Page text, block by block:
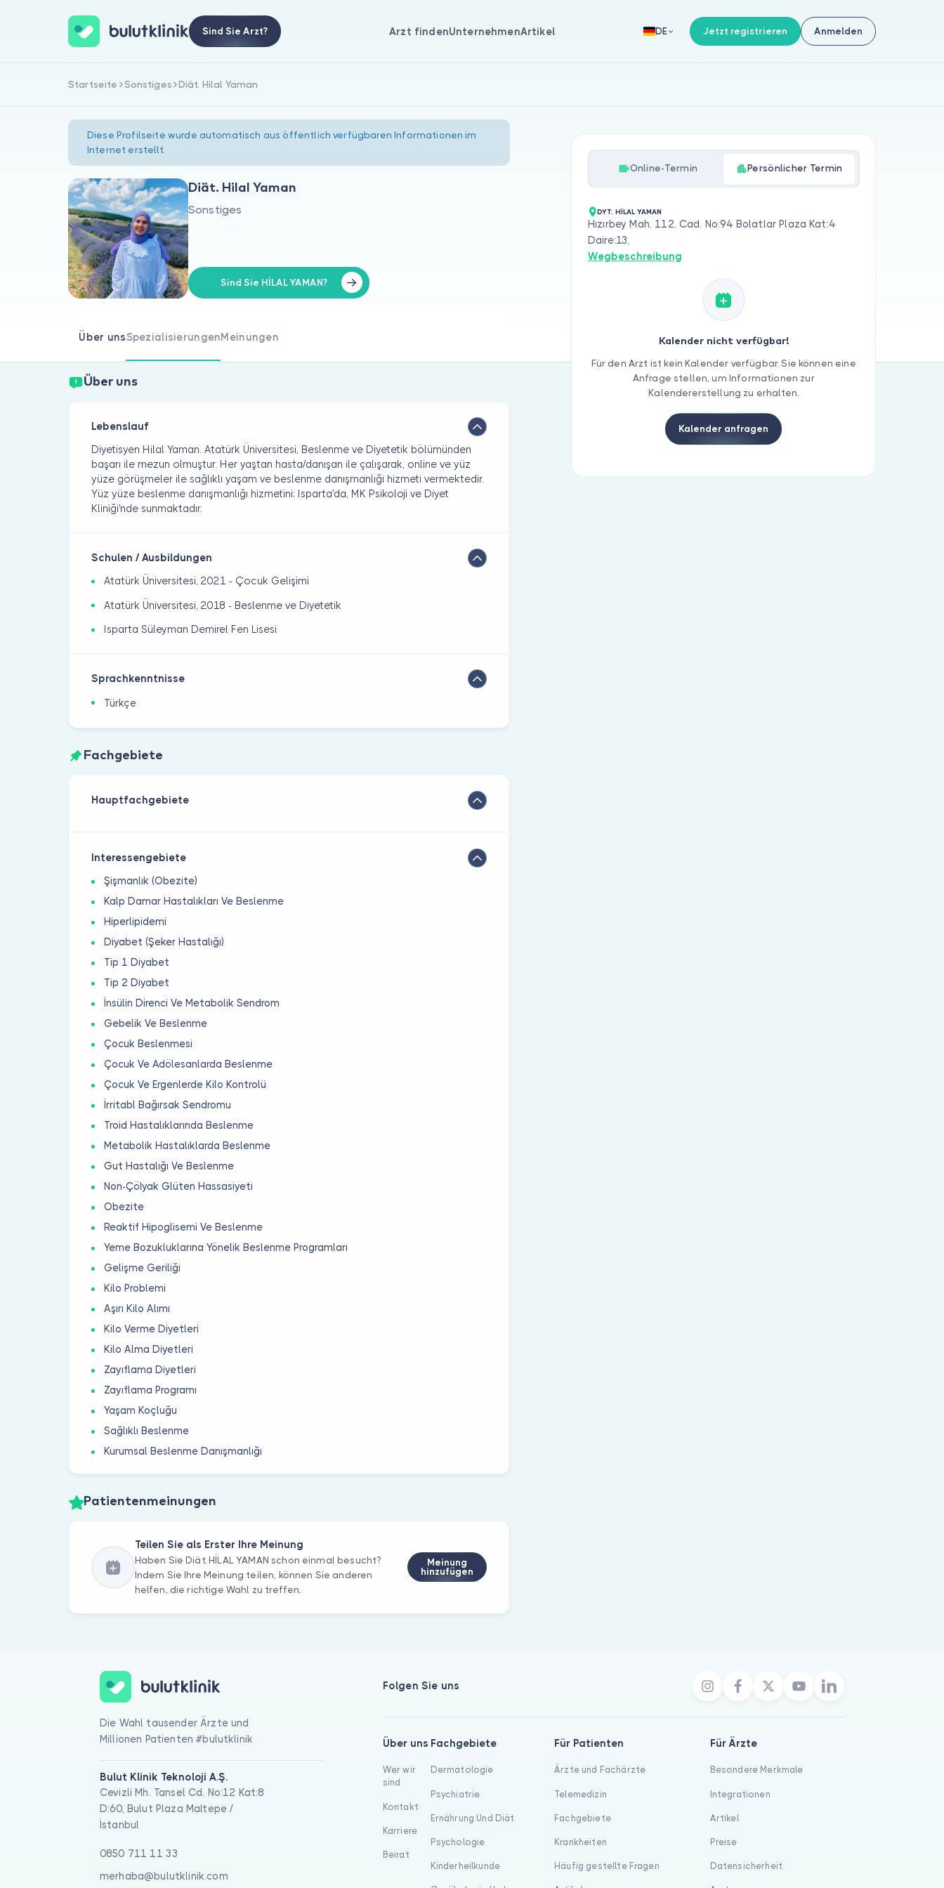
Sind Sie Arzt? Arzt findenUnternehmenArtikel DE Jetzt registrieren Anmelden
Startseite Sonstiges Diät. Hilal Yaman
Diese Profilseite wurde automatisch aus öffentlich verfügbaren Informationen im
Internet erstellt.
Diät. Hilal Yaman
Sonstiges
Sind Sie HİLAL YAMAN?
Über unsSpezialisierungenMeinungen
Über uns
Lebenslauf
Diyetisyen Hilal Yaman. Atatürk Üniversitesi, Beslenme ve Diyetetik bölümünden
başarı ile mezun olmuştur. Her yaştan hasta/danışan ile çalışarak, online ve yüz
yüze görüşmeler ile sağlıklı yaşam ve beslenme danışmanlığı hizmeti vermektedir.
Yüz yüze beslenme danışmanlığı hizmetini; Isparta'da, MK Psikoloji ve Diyet
Kliniği'nde sunmaktadır.
Schulen / Ausbildungen
Atatürk Üniversitesi, 2021 - Çocuk Gelişimi
Atatürk Üniversitesi, 2018 - Beslenme ve Diyetetik
Isparta Süleyman Demirel Fen Lisesi
Sprachkenntnisse
Türkçe
Fachgebiete
Hauptfachgebiete
Interessengebiete
Şişmanlık (Obezite)
Kalp Damar Hastalıkları Ve Beslenme
Hiperlipidemi
Diyabet (Şeker Hastalığı)
Tip 1 Diyabet
Tip 2 Diyabet
İnsülin Direnci Ve Metabolik Sendrom
Gebelik Ve Beslenme
Çocuk Beslenmesi
Çocuk Ve Adölesanlarda Beslenme
Çocuk Ve Ergenlerde Kilo Kontrolü
İrritabl Bağırsak Sendromu
Troid Hastalıklarında Beslenme
Metabolik Hastalıklarda Beslenme
Gut Hastalığı Ve Beslenme
Non-Çölyak Glüten Hassasiyeti
Obezite
Reaktif Hipoglisemi Ve Beslenme
Yeme Bozukluklarına Yönelik Beslenme Programları
Gelişme Geriliği
Kilo Problemi
Aşırı Kilo Alımı
Kilo Verme Diyetleri
Kilo Alma Diyetleri
Zayıflama Diyetleri
Zayıflama Programı
Yaşam Koçluğu
Sağlıklı Beslenme
Kurumsal Beslenme Danışmanlığı
Patientenmeinungen
Teilen Sie als Erster Ihre Meinung
Haben Sie Diät. HİLAL YAMAN schon einmal besucht?
Indem Sie Ihre Meinung teilen, können Sie anderen
helfen, die richtige Wahl zu treffen.
Meinung
hinzufügen
Online-Termin Persönlicher Termin
DYT. HİLAL YAMAN
Hızırbey Mah. 112. Cad. No:94 Bolatlar Plaza Kat:4
Daire:13,
Wegbeschreibung
Kalender nicht verfügbar!
Für den Arzt ist kein Kalender verfügbar. Sie können eine
Anfrage stellen, um Informationen zur
Kalendererstellung zu erhalten.
Kalender anfragen
Die Wahl tausender Ärzte und
Millionen Patienten #bulutklinik
Bulut Klinik Teknoloji A.Ş.
Cevizli Mh. Tansel Cd. No:12 Kat:8
D:60, Bulut Plaza Maltepe /
İstanbul
0850 711 11 33
merhaba@bulutklinik.com
Folgen Sie uns
Über uns
Wer wir
sind
Kontakt
Karriere
Beirat
Fachgebiete
Dermatologie
Psychiatrie
Ernährung Und Diät
Psychologie
Kinderheilkunde
Für Patienten
Ärzte und Fachärzte
Telemedizin
Fachgebiete
Krankheiten
Häufig gestellte Fragen
Für Ärzte
Besondere Merkmale
Integrationen
Artikel
Preise
Datensicherheit